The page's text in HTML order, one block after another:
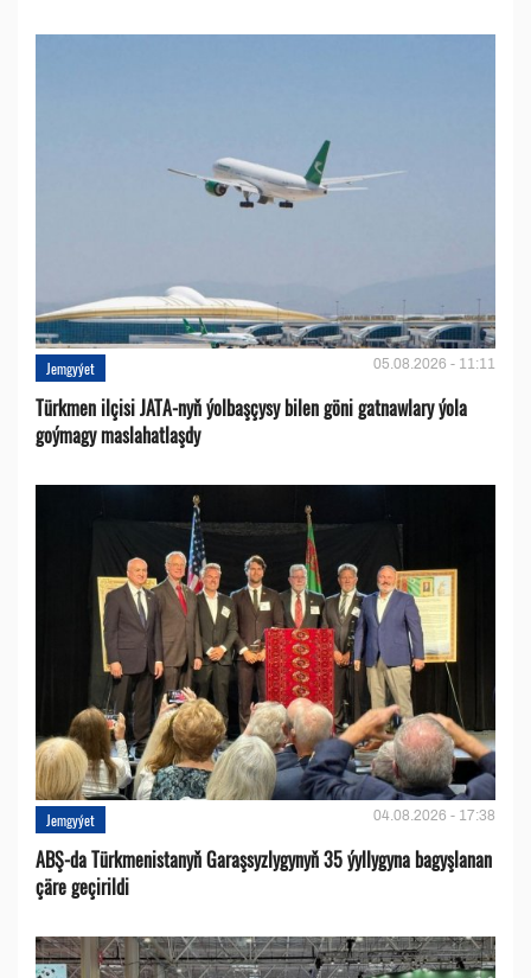
Jemgyýet 05.08.2026 - 11:11
Türkmen ilçisi JATA-nyň ýolbaşçysy bilen göni gatnawlary ýola
goýmagy maslahatlaşdy
Jemgyýet 04.08.2026 - 17:38
ABŞ-da Türkmenistanyň Garaşsyzlygynyň 35 ýyllygyna bagyşlanan
çäre geçirildi